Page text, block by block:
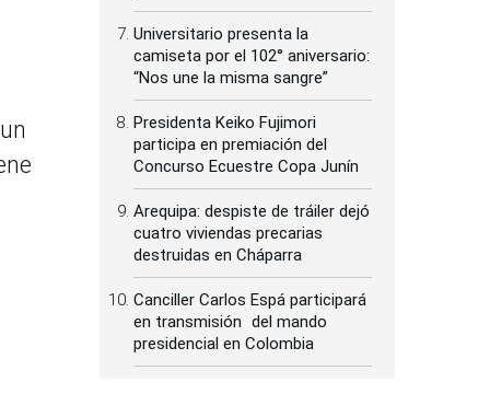
Universitario presenta la
camiseta por el 102° aniversario:
“Nos une la misma sangre”
Presidenta Keiko Fujimori
participa en premiación del
Concurso Ecuestre Copa Junín
Arequipa: despiste de tráiler dejó
cuatro viviendas precarias
destruidas en Cháparra
Canciller Carlos Espá participará
en transmisión del mando
presidencial en Colombia